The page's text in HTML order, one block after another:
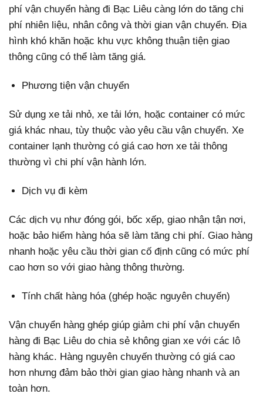
phí vận chuyển hàng đi Bạc Liêu càng lớn do tăng chi
phí nhiên liệu, nhân công và thời gian vận chuyển. Địa
hình khó khăn hoặc khu vực không thuận tiện giao
thông cũng có thể làm tăng giá.
Phương tiện vận chuyển
Sử dụng xe tải nhỏ, xe tải lớn, hoặc container có mức
giá khác nhau, tùy thuộc vào yêu cầu vận chuyển. Xe
container lạnh thường có giá cao hơn xe tải thông
thường vì chi phí vận hành lớn.
Dịch vụ đi kèm
Các dịch vụ như đóng gói, bốc xếp, giao nhận tận nơi,
hoặc bảo hiểm hàng hóa sẽ làm tăng chi phí. Giao hàng
nhanh hoặc yêu cầu thời gian cố định cũng có mức phí
cao hơn so với giao hàng thông thường.
Tính chất hàng hóa (ghép hoặc nguyên chuyến)
Vận chuyển hàng ghép giúp giảm chi phí vận chuyển
hàng đi Bạc Liêu do chia sẻ không gian xe với các lô
hàng khác. Hàng nguyên chuyến thường có giá cao
hơn nhưng đảm bảo thời gian giao hàng nhanh và an
toàn hơn.